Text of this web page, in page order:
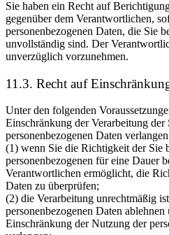
Sie haben ein Recht auf
gegenüber dem Verantwortlichen,
personenbezogenen Daten, die Sie
unvollständig sind. Der
unverzüglich vorzunehmen.
11.3. Recht auf
Unter den folgenden
Einschränkung der Verarbeitung der
personenbezogenen Daten
(1) wenn Sie die Richtigkeit der Sie
personenbezogenen für eine Dauer
Verantwortlichen ermöglicht, die
Daten zu überprüfen;
(2) die Verarbeitung unrechtmäßig
personenbezogenen Daten ablehnen
Einschränkung der Nutzung der